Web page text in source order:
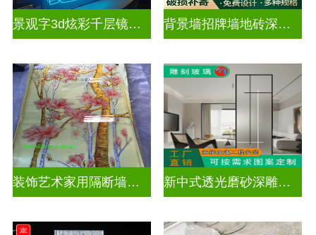
景观字3d炫彩千层镜深渊镜 背景墙招牌墙地砖深渊镜千层镜
装饰艺术家用隔断墙深雕玻璃 新中式透光磨砂深雕玻璃